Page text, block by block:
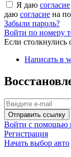
Я даю согласие
даю согласие на
Забыли пароль?
Войти по номеру
Если
Написать в
Отправить ссылку
Войти с помощью
Регистрация
Начать выбор авто